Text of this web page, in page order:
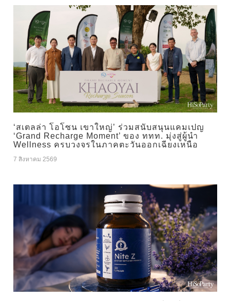
‘สเตลล่า โอโซน เขาใหญ่’ ร่วมสนับสนุนแคมเปญ
‘Grand Recharge Moment’ ของ ททท. มุ่งสู่ผู้นำ
Wellness ครบวงจรในภาคตะวันออกเฉียงเหนือ
7 สิงหาคม 2569